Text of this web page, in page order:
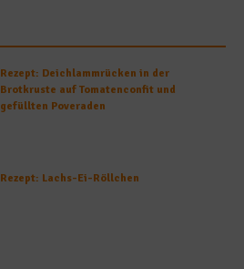
Rezept: Deichlammrücken in der
Brotkruste auf Tomatenconfit und
gefüllten Poveraden
Rezept: Lachs-Ei-Röllchen